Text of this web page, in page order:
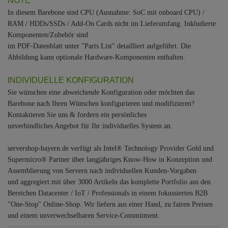
In diesem Barebone sind CPU (Ausnahme: SoC mit onboard CPU) /
RAM / HDDs/SSDs / Add-On Cards nicht im Lieferumfang. Inkludierte
Komponenten/Zubehör sind
im PDF-Datenblatt unter "Parts List" detailliert aufgeführt. Die
Abbildung kann optionale Hardware-Komponenten enthalten.
INDIVIDUELLE KONFIGURATION
Sie wünschen eine abweichende Konfiguration oder möchten das
Barebone nach Ihren Wünschen konfigurieren und modifizieren?
Kontaktieren Sie uns & fordern ein persönliches
unverbindliches Angebot für Ihr individuelles System an.
servershop-bayern.de verfügt als Intel® Technology Provider Gold und
Supermicro® Partner über langjähriges Know-How in Konzeption und
Assemblierung von Servern nach individuellen Kunden-Vorgaben
und aggregiert mit über 3000 Artikeln das komplette Portfolio aus den
Bereichen Datacenter / IoT / Professionals in einem fokussierten B2B
"One-Stop" Online-Shop. Wir liefern aus einer Hand, zu fairen Preisen
und einem unverwechselbaren Service-Commitment.